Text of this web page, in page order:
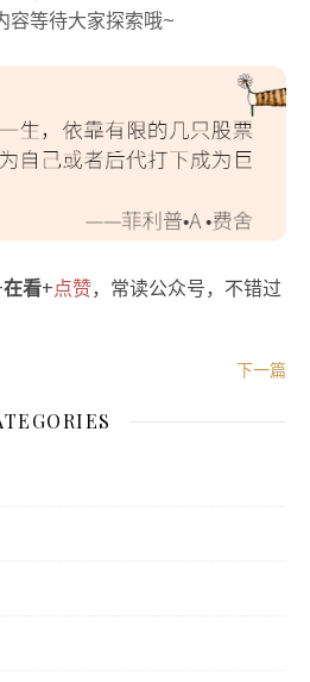
容等待大家探索哦~
在看+点赞，常读公众号，不错过
下一篇